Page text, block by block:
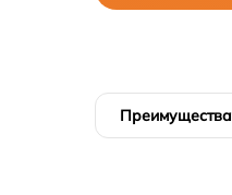
Преимущества